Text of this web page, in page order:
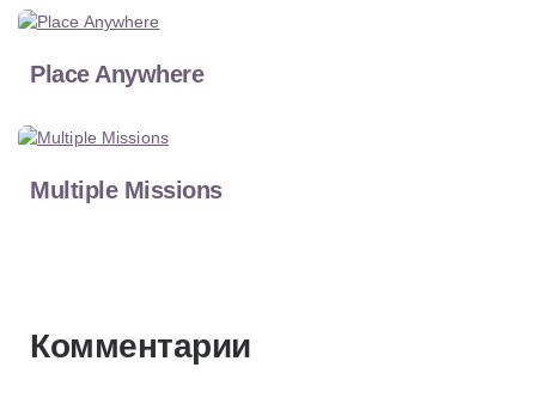
Place Anywhere
Multiple Missions
Комментарии